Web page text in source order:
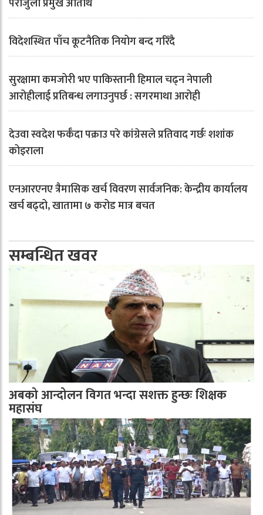
पराजुली प्रमुख अतिथि
विदेशस्थित पाँच कूटनैतिक नियोग बन्द गरिँदै
सुरक्षामा कमजोरी भए पाकिस्तानी हिमाल चढ्न नेपाली
आरोहीलाई प्रतिबन्ध लगाउनुपर्छ : सगरमाथा आरोही
देउवा स्वदेश फर्कँदा पक्राउ परे कांग्रेसले प्रतिवाद गर्छः शशांक
कोइराला
एनआरएनए त्रैमासिक खर्च विवरण सार्वजनिक: केन्द्रीय कार्यालय
खर्च बढ्दो, खातामा ७ करोड मात्र बचत
सम्बन्धित खवर
अबको आन्दोलन विगत भन्दा सशक्त हुन्छः शिक्षक
महासंघ